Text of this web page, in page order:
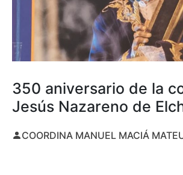
350 aniversario de la
Jesús Nazareno de
COORDINA MANUEL MACIÁ